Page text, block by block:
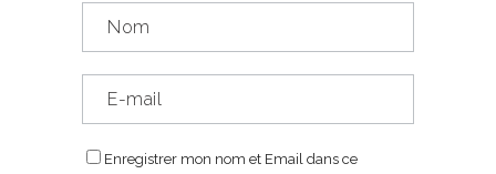
Enregistrer mon nom et Email dans ce